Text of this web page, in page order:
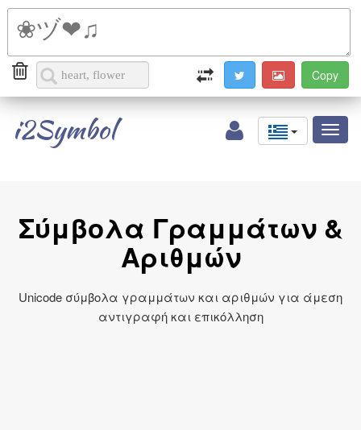
i2Symbol
Σύμβολα Γραμμάτων &
Αριθμών
Unicode σύμβολα γραμμάτων και αριθμών για άμεση
αντιγραφή και επικόλληση